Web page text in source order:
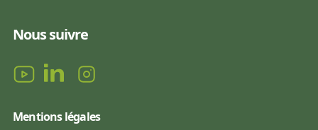
Nous suivre
Mentions légales